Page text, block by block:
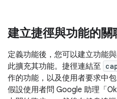
建立捷徑與功能的關
定義功能後，您可以建立功能
此擴充其功能。捷徑連結至
作的功能，以及使用者要求中
假設使用者問 Google 助理「